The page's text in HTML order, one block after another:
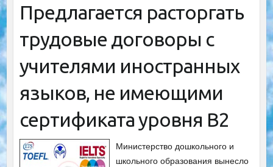
Предлагается расторгать
трудовые договоры с
учителями иностранных
языков, не имеющими
сертификата уровня B2
Министерство дошкольного и
школьного образования вынесло